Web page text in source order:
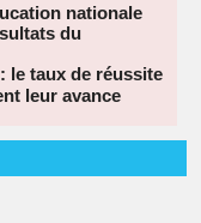
nationale
du
le taux de réussite
leur avance